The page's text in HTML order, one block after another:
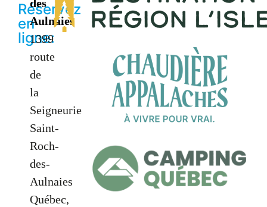
Réservez
en
ligne:
des
Aulnaies
1399
route
de
la
Seigneurie
Saint-
Roch-
des-
Aulnaies
Québec,